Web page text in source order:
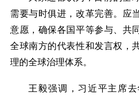
需要与时俱进，改革完善。应
意愿，确保各国平等参与、共
全球南方的代表性和发言权，
理的全球治理体系。
王毅强调，习近平主席